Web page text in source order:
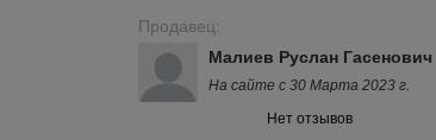
Продавец:
Малиев Руслан Гасенович
На сайте с 30 Марта 2023 г.
Нет отзывов